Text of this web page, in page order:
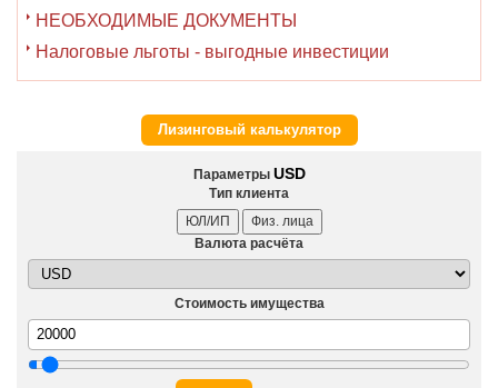
НЕОБХОДИМЫЕ ДОКУМЕНТЫ
Налоговые льготы - выгодные инвестиции
Лизинговый калькулятор
Параметры USD
Тип клиента
ЮЛ/ИП
Физ. лица
Валюта расчёта
Стоимость имущества